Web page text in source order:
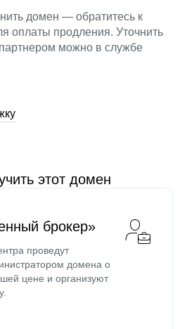
домен — обратитесь к
оплаты продления. Уточнить
можно в службе
этот домен
брокер»
проведут
домена о
цене и организуют